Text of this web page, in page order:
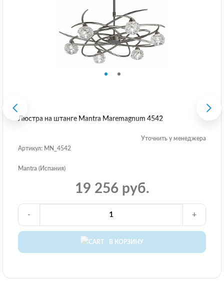
Люстра на штанге Mantra Maremagnum 4542
Уточнить у менеджера
Артикул: MN_4542
Mantra (Испания)
19 256 руб.
В КОРЗИНУ
- +